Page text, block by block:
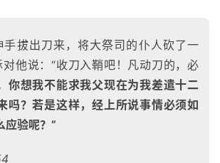
拔出刀来，将大祭司的仆人砍了一
他说：“收刀入鞘吧！凡动刀的，必
你想我不能求我父现在为我差遣十二
吗？若是这样，经上所说事情必须如
应验呢？”